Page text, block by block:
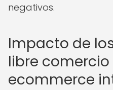
negativos.
Impacto de
libre comercio
ecommerce